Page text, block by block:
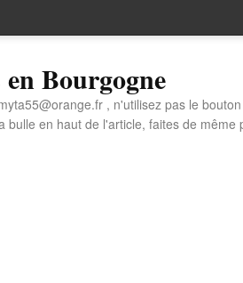
Bourgogne
, n'utilisez pas le
bulle en haut de l'article, faites de même